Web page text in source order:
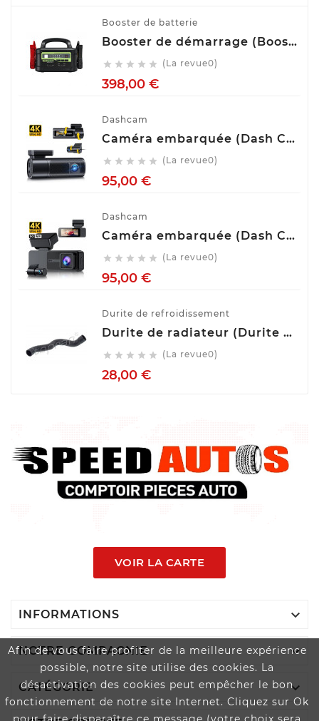
Afin de vous faire profiter de la meilleure expérience
possible, notre site utilise des cookies. La
désactivation des cookies peut empêcher le bon
fonctionnement de notre site Internet. Cliquez sur Ok
Booster de batterie
Booster de démarrage (Booster de batterie) YESPER MONSTER START P1
     (La revue0)
398,00 €Prix
Dashcam
Caméra embarquée (Dash Cam) Avant Arrière GKU D900
     (La revue0)
95,00 €Prix
Dashcam
Caméra embarquée (Dash Cam) Avant Arrière GKU D700
     (La revue0)
95,00 €Prix
Durite de refroidissement
Durite de radiateur (Durite de refroidissement) TOPRAN 407 996
     (La revue0)
28,00 €Prix
VOIR LA CARTE
INFORMATIONS 
NOTRE COMPAGNIE 
CATÉGORIE 